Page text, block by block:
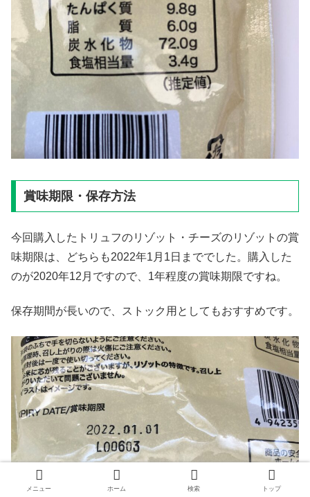
賞味期限・保存方法
今回購入したトリュフのリゾット・チーズのリゾットの賞
味期限は、どちらも2022年1月1日まででした。購入した
のが2020年12月ですので、1年程度の賞味期限ですね。
保存期間が長いので、ストック用としてもおすすめです。
メニュー ホーム 検索 トップ